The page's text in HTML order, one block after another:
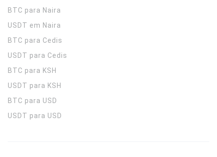
BTC para Naira
USDT em Naira
BTC para Cedis
USDT para Cedis
BTC para KSH
USDT para KSH
BTC para USD
USDT para USD